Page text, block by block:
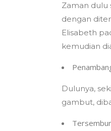
Zaman dulu
dengan
Elisabeth
kemudian
Dulunya,
gambut,